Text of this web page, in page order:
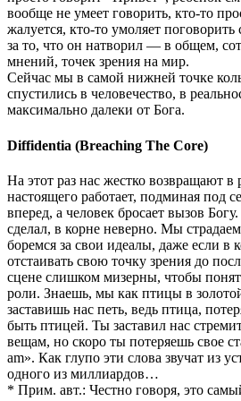
вообще не умеет говорить, кто-то
жалуется, кто-то умоляет
за то, что он натворил — в общем,
мнений, точек зрения на мир.
Сейчас мы в самой нижней точке
спустились в человечество, в
максимально далеки от Бога.
Diffidentia (Breaching The Core)
На этот раз нас жестко возвращают
настоящего работает, подминая под
вперед, а человек бросает вызов
сделал, в корне неверно. Мы
боремся за свои идеалы, даже если в
отстаивать свою точку зрения до
сцене слишком мизерны, чтобы
роли. Знаешь, мы как птицы в
заставишь нас петь, ведь птица,
быть птицей. Ты заставил нас
вещам, но скоро ты потеряешь свое
am». Как глупо эти слова звучат из
одного из миллиардов…
* Прим. авт.: Честно говоря, это